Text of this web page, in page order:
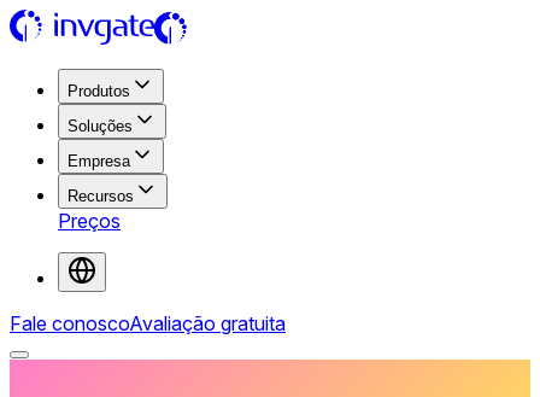
Produtos
Soluções
Empresa
Recursos
Preços
Fale conoscoAvaliação gratuita